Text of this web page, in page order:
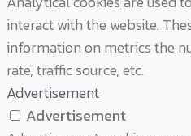
interact with the website.
information on metrics the
rate, traffic source, etc.
Advertisement
Advertisement